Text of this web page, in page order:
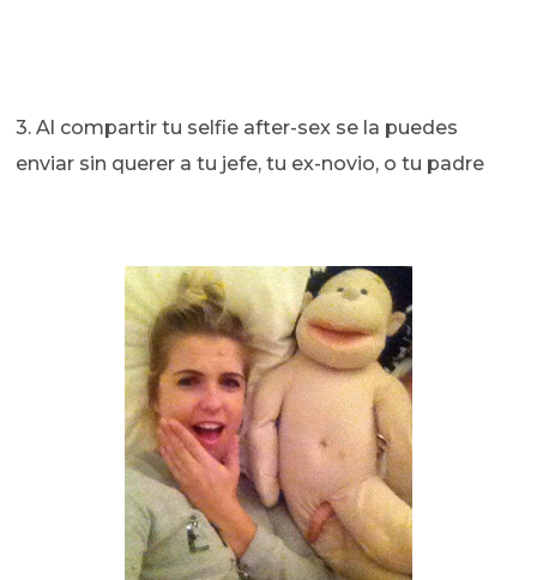
3. Al compartir tu selfie after-sex se la puedes
enviar sin querer a tu jefe, tu ex-novio, o tu padre